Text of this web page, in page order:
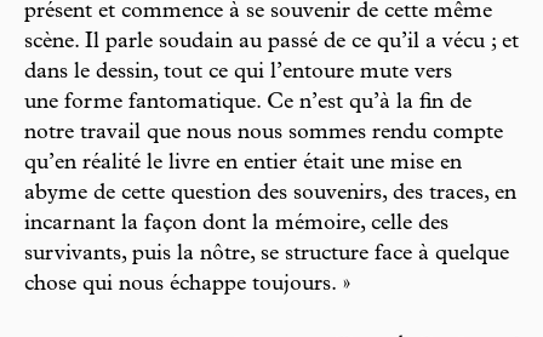
présent et commence à se souvenir de cette même
scène. Il parle soudain au passé de ce qu’il a vécu ; et
dans le dessin, tout ce qui l’entoure mute vers
une forme fantomatique. Ce n’est qu’à la fin de
notre travail que nous nous sommes rendu compte
qu’en réalité le livre en entier était une mise en
abyme de cette question des souvenirs, des traces, en
incarnant la façon dont la mémoire, celle des
survivants, puis la nôtre, se structure face à quelque
chose qui nous échappe toujours. »